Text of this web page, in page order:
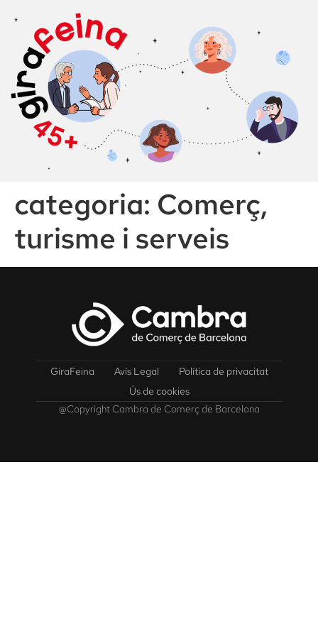
categoria: Comerç,
turisme i serveis
GiraFeina Avís Legal
Política de privacitat
Ús de cookies
@Copyright Cambra de Comerç de Barcelona